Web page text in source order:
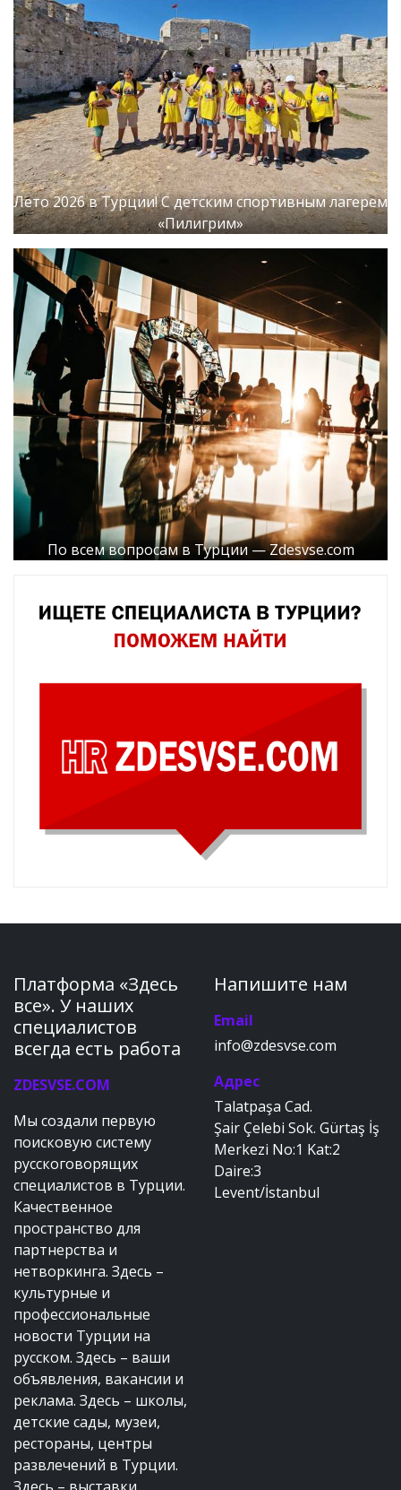
Лето 2026 в Турции! С детским спортивным лагерем
«Пилигрим»
По всем вопросам в Турции — Zdesvse.com
Платформа «Здесь
все». У наших
специалистов
всегда есть работа
ZDESVSE.COM
Мы создали первую
поисковую систему
русскоговорящих
специалистов в Турции.
Качественное
пространство для
партнерства и
нетворкинга. Здесь –
культурные и
профессиональные
новости Турции на
русском. Здесь – ваши
объявления, вакансии и
реклама. Здесь – школы,
детские сады, музеи,
рестораны, центры
развлечений в Турции.
Напишите нам
Email
info@zdesvse.com
Адрес
Talatpaşa Cad.
Şair Çelebi Sok. Gürtaş İş
Merkezi No:1 Kat:2
Daire:3
Levent/İstanbul